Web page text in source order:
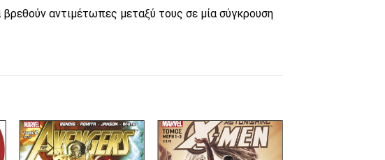
αντιμέτωπες μεταξύ τους σε μία σύγκρουση